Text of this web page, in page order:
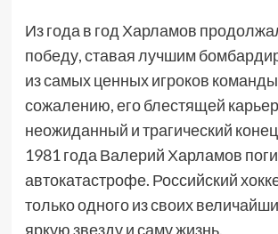
Из года в год Харламов
победу, ставая лучшим
из самых ценных игроков
сожалению, его блестящей
неожиданный и трагический
1981 года Валерий Харламов
автокатастрофе. Российский
только одного из своих
яркую звезду и саму жизнь.